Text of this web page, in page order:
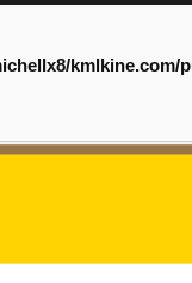
kmlkine.com/